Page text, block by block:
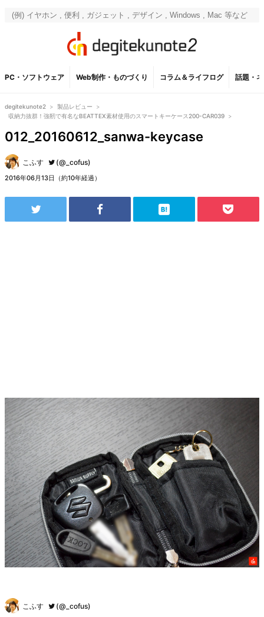
PC・ソフトウェア Web制作・ものづくり コラム＆ライフログ 話題・
degitekunote2 > 製品レビュー
>
収納力抜群！強靭で有名なBEATTEX素材使用のスマートキーケース200-CAR039 >
012_20160612_sanwa-keycase
こふす (@_cofus)
2016年06月13日（約10年経過）
こふす (@_cofus)